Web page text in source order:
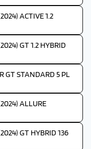
ACTIVE 1.2
GT 1.2 HYBRID
GT STANDARD 5 PL
ALLURE
GT HYBRID 136